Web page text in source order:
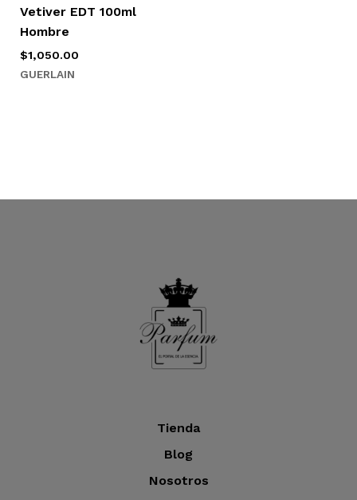
Vetiver EDT 100ml
Hombre
$1,050.00
GUERLAIN
Tienda
Blog
Nosotros